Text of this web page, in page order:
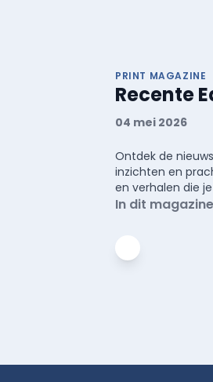
PRINT MAGAZINE
Recente
04 mei 2026
Ontdek de
inzichten en
en verhalen die
In dit magazine